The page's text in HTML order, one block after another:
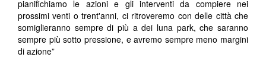
pianifichiamo le azioni e gli interventi da compiere nei
prossimi venti o trent'anni, ci ritroveremo con delle città che
somiglieranno sempre di più a dei luna park, che saranno
sempre più sotto pressione, e avremo sempre meno margini
di azione”